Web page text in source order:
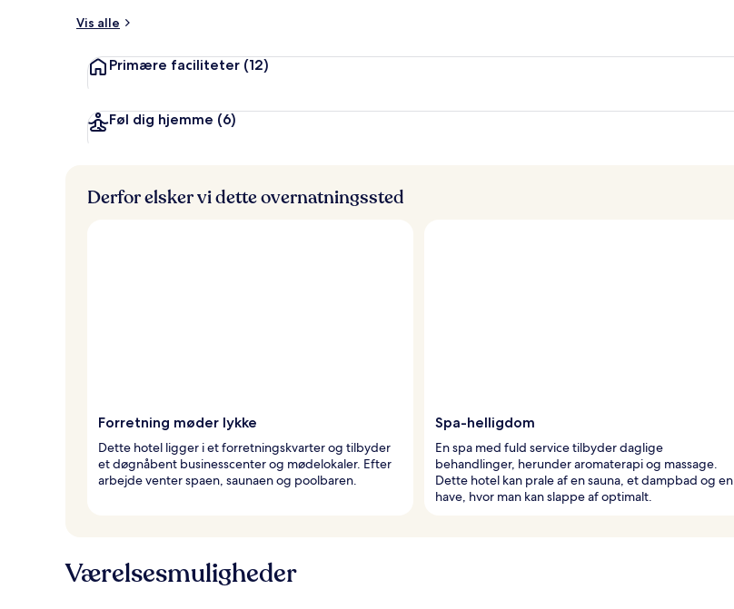
Vis alle
Primære faciliteter (12)
Føl dig hjemme (6)
Derfor elsker vi dette overnatningssted
Forretning møder lykke
Dette hotel ligger i et forretningskvarter og tilbyder
et døgnåbent businesscenter og mødelokaler. Efter
arbejde venter spaen, saunaen og poolbaren.
Spa-helligdom
En spa med fuld service tilbyder daglige
behandlinger, herunder aromaterapi og massage.
Dette hotel kan prale af en sauna, et dampbad og en
have, hvor man kan slappe af optimalt.
Værelsesmuligheder